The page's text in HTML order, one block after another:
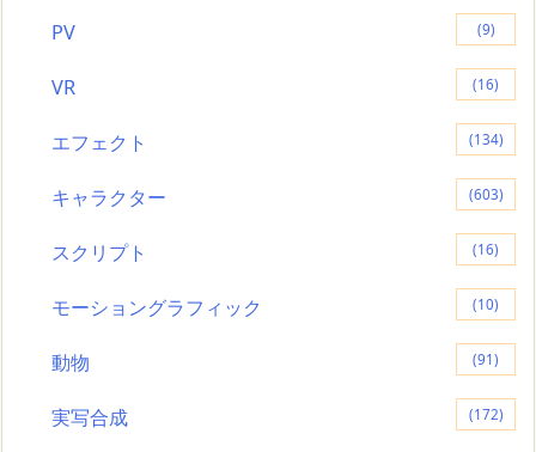
PV (9)
VR (16)
エフェクト (134)
キャラクター (603)
スクリプト (16)
モーショングラフィック (10)
動物 (91)
実写合成 (172)